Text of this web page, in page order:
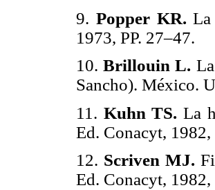
9. Popper KR.
1973, PP. 27–47.
10. Brillouin L.
Sancho). México.
11. Kuhn TS.La
Ed. Conacyt, 1982,
12. Scriven MJ.
Ed. Conacyt, 1982,